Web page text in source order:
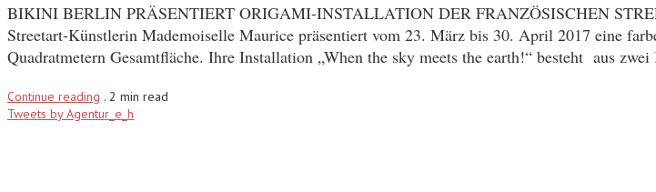
BIKINI BERLIN PRÄSENTIERT ORIGAMI-INSTALLATION DER FRANZÖSISCHEN
Streetart-Künstlerin Mademoiselle Maurice präsentiert vom 23. März bis 30. April 2017 eine
Quadratmetern Gesamtfläche. Ihre Installation „When the sky meets the earth!“ besteht aus
Continue reading . 2 min read
Tweets by Agentur_e_h